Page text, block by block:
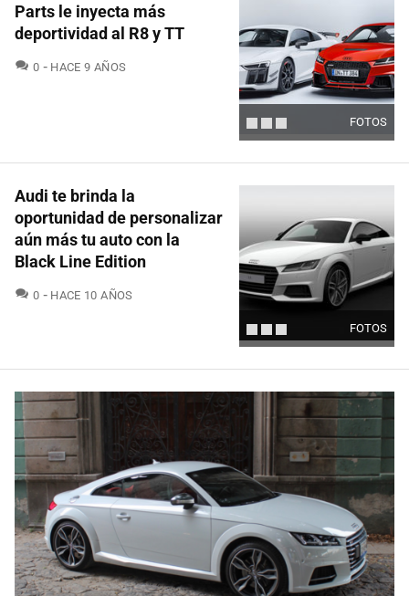
FOTOS
Parts le inyecta más
deportividad al R8 y TT
0 COMENTARIOS
HACE 9 AÑOS
FOTOS
Audi te brinda la
oportunidad de personalizar
aún más tu auto con la
Black Line Edition
0 COMENTARIOS
HACE 10 AÑOS